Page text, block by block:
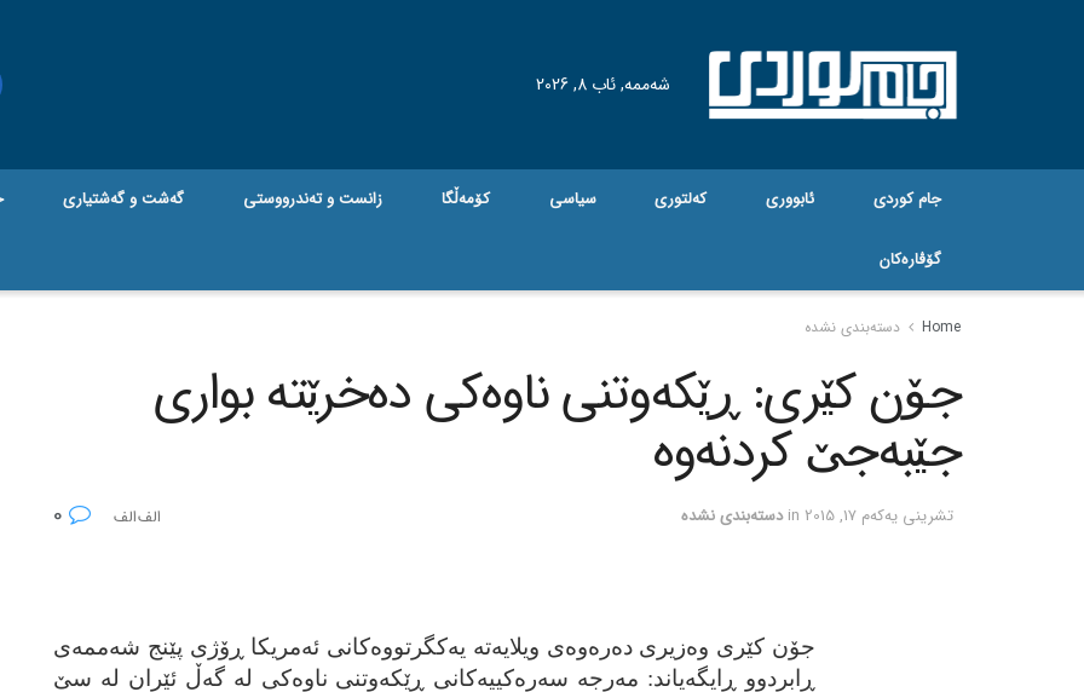
شەممە, ئاب 8, 2026
جام کوردی ئابووری کەلتوری سیاسی کۆمەڵگا زانست و تەندرووستی گه‌شت و گه‌شتیاری
گۆڤاره‌کان
Home دسته‌بندی نشده
جۆن کێری: ڕێکه‌وتنی ناوه‌کی ده‌خرێته‌ بواری
جێبه‌جێ کردنه‌وه‌
تشرینی یه‌كه‌م 17, 2015 in دسته‌بندی نشده
جۆن کێری وه‌زیری ده‌ره‌وه‌ی ویلایه‌ته‌ یه‌کگرتووه‌کانی ئه‌مریکا ڕۆژی پێنج شه‌ممه‌ی
ڕابردوو ڕایگه‌یاند: مه‌رجه‌ سه‌ره‌کییه‌کانی ڕێکه‌وتنی ناوه‌کی له‌ گه‌ڵ ئێران له‌ سێ